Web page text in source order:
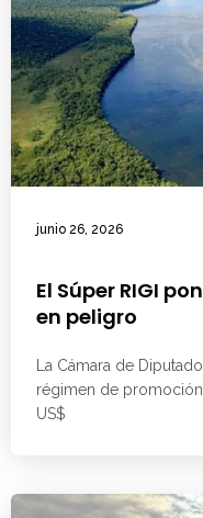
junio 26, 2026
El Súper RIGI
en peligro
La Cámara de
régimen de
US$